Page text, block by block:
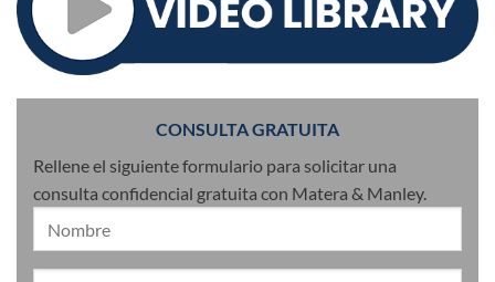
CONSULTA GRATUITA
Rellene el siguiente formulario para solicitar una
consulta confidencial gratuita con Matera & Manley.